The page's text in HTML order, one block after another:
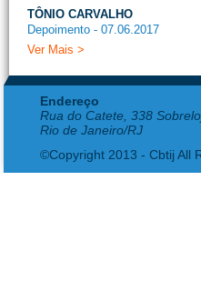
TÔNIO CARVALHO
Depoimento - 07.06.2017
Ver Mais >
Endereço
Rua do Catete, 338
Rio de Janeiro/RJ
©Copyright 2013 - Cbtij All